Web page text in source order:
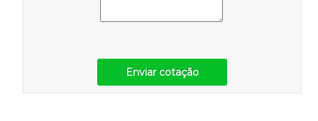
Enviar cotação